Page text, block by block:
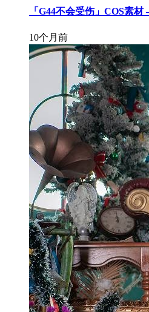
「G44不会受伤」COS素
10个月前